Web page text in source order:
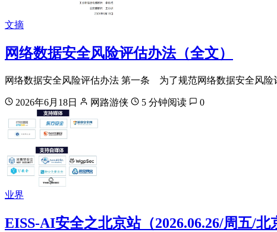
文摘
网络数据安全风险评估办法（全文）
网络数据安全风险评估办法 第一条 为了规范网络数据安全风
2026年6月18日 网路游侠 5 分钟阅读 0
业界
EISS-AI安全之北京站（2026.06.26/周五/北